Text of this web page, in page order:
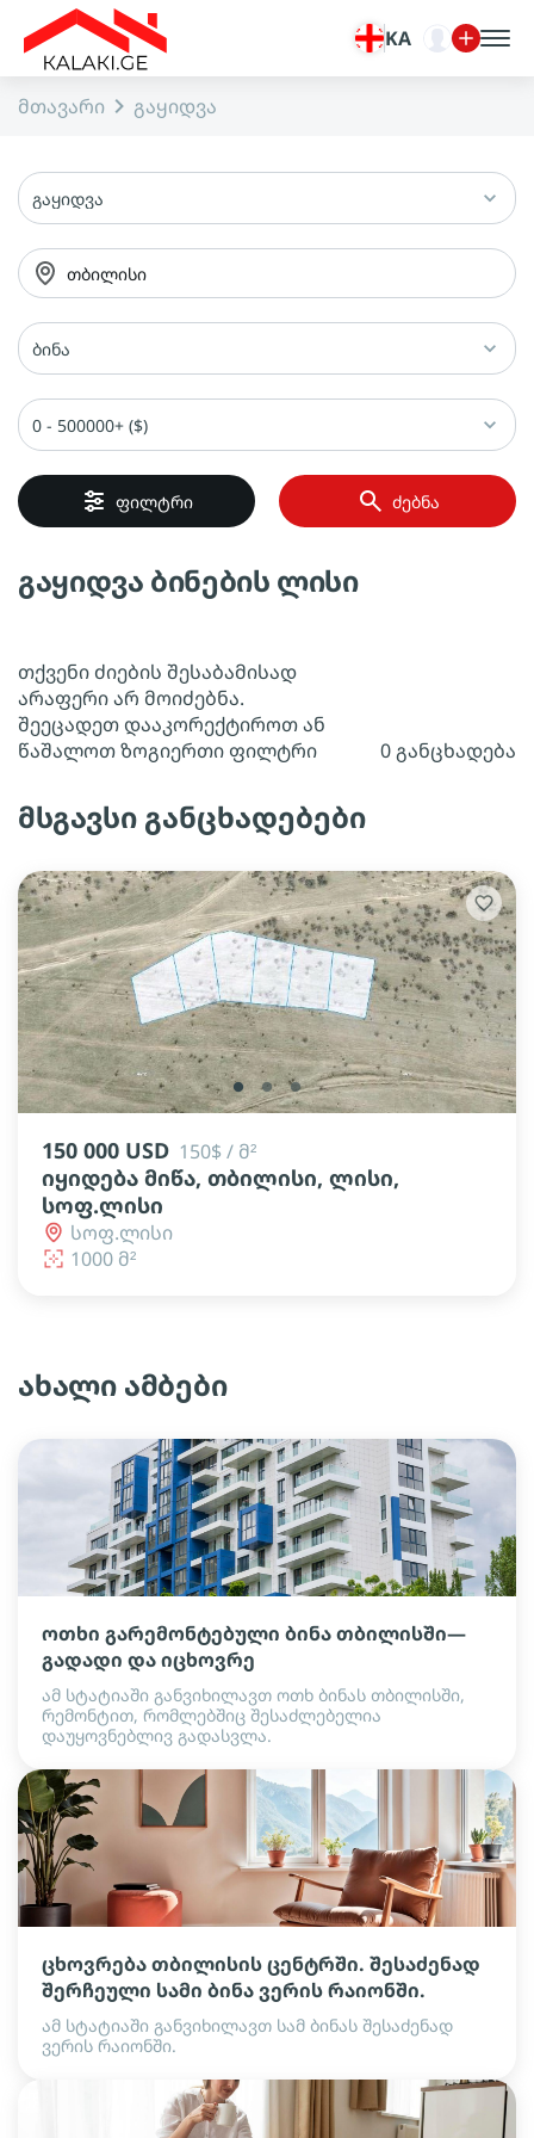
KA
მთავარი გაყიდვა
გაყიდვა
თბილისი
ბინა
0 - 500000+ ($)
ფილტრი ძებნა
გაყიდვა ბინების ლისი
თქვენი ძიების შესაბამისად
არაფერი არ მოიძებნა.
შეეცადეთ დააკორექტიროთ ან
წაშალოთ ზოგიერთი ფილტრი
0 განცხადება
მსგავსი განცხადებები
lens lens lens
150 000 USD 150$ / მ²
იყიდება მიწა, თბილისი, ლისი,
სოფ.ლისი
სოფ.ლისი
1000 მ²
ახალი ამბები
ოთხი გარემონტებული ბინა თბილისში—
გადადი და იცხოვრე
ამ სტატიაში განვიხილავთ ოთხ ბინას თბილისში,
რემონტით, რომლებშიც შესაძლებელია
დაუყოვნებლივ გადასვლა.
ცხოვრება თბილისის ცენტრში. შესაძენად
შერჩეული სამი ბინა ვერის რაიონში.
ამ სტატიაში განვიხილავთ სამ ბინას შესაძენად
ვერის რაიონში.